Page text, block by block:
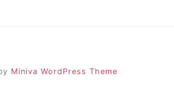
Miniva WordPress Theme